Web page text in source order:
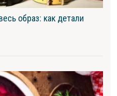
образ: как детали